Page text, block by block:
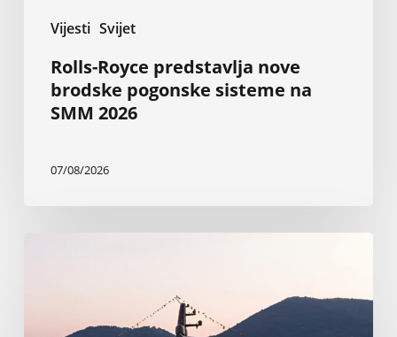
Vijesti Svijet
Rolls-Royce predstavlja nove
brodske pogonske sisteme na
SMM 2026
07/08/2026